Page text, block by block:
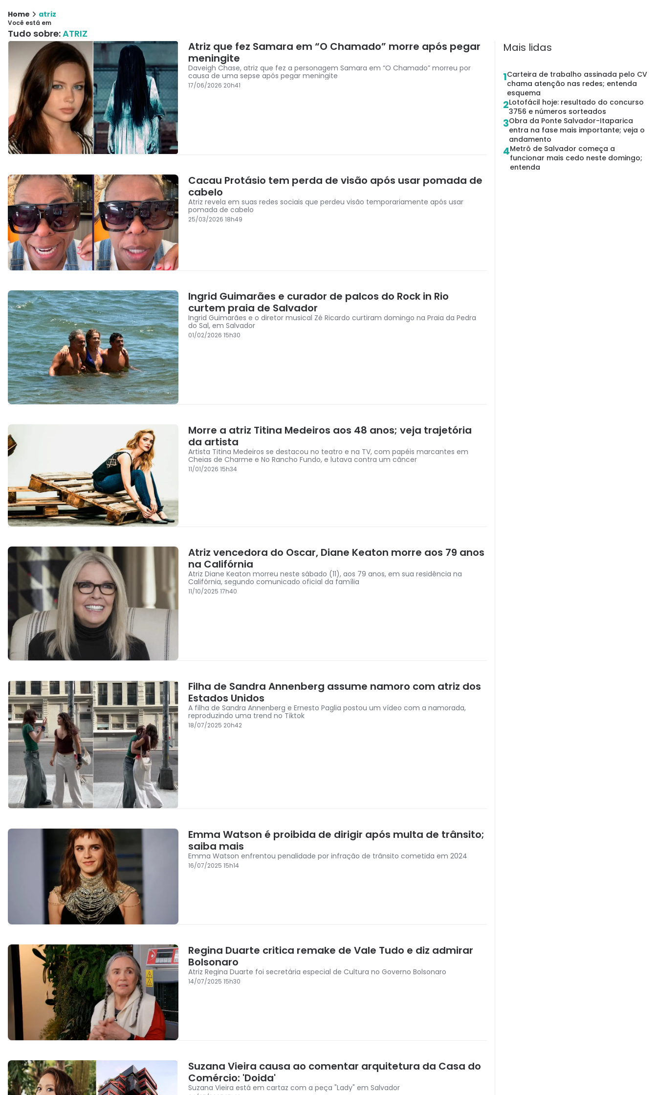
Home atriz
Você está em
Tudo sobre:ATRIZ
Atriz que fez Samara em “O Chamado” morre após pegar
meningite
Daveigh Chase, atriz que fez a personagem Samara em “O Chamado” morreu por
causa de uma sepse após pegar meningite
17/06/2026 20h41
Cacau Protásio tem perda de visão após usar pomada de
cabelo
Atriz revela em suas redes sociais que perdeu visão temporariamente após usar
pomada de cabelo
25/03/2026 18h49
Ingrid Guimarães e curador de palcos do Rock in Rio
curtem praia de Salvador
Ingrid Guimarães e o diretor musical Zé Ricardo curtiram domingo na Praia da Pedra
do Sal, em Salvador
01/02/2026 15h30
Morre a atriz Titina Medeiros aos 48 anos; veja trajetória
da artista
Artista Titina Medeiros se destacou no teatro e na TV, com papéis marcantes em
Cheias de Charme e No Rancho Fundo, e lutava contra um câncer
11/01/2026 15h34
Atriz vencedora do Oscar, Diane Keaton morre aos 79 anos
na Califórnia
Atriz Diane Keaton morreu neste sábado (11), aos 79 anos, em sua residência na
Califórnia, segundo comunicado oficial da família
11/10/2025 17h40
Filha de Sandra Annenberg assume namoro com atriz dos
Estados Unidos
A filha de Sandra Annenberg e Ernesto Paglia postou um vídeo com a namorada,
reproduzindo uma trend no Tiktok
18/07/2025 20h42
Emma Watson é proibida de dirigir após multa de trânsito;
saiba mais
Emma Watson enfrentou penalidade por infração de trânsito cometida em 2024
16/07/2025 15h14
Regina Duarte critica remake de Vale Tudo e diz admirar
Bolsonaro
Atriz Regina Duarte foi secretária especial de Cultura no Governo Bolsonaro
14/07/2025 15h30
Suzana Vieira causa ao comentar arquitetura da Casa do
Comércio: 'Doida'
Suzana Vieira está em cartaz com a peça "Lady" em Salvador
Mais lidas
1Carteira de trabalho assinada pelo CV
chama atenção nas redes; entenda
esquema
2Lotofácil hoje: resultado do concurso
3756 e números sorteados
3Obra da Ponte Salvador-Itaparica
entra na fase mais importante; veja o
andamento
4Metrô de Salvador começa a
funcionar mais cedo neste domingo;
entenda